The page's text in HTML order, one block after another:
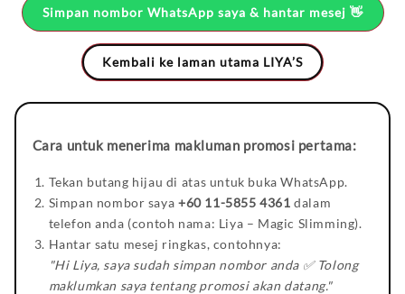
Simpan nombor WhatsApp saya & hantar mesej 👋
Kembali ke laman utama LIYA’S
Cara untuk menerima makluman promosi pertama:
Tekan butang hijau di atas untuk buka WhatsApp.
Simpan nombor saya +60 11-5855 4361 dalam
telefon anda (contoh nama: Liya – Magic Slimming).
Hantar satu mesej ringkas, contohnya:
"Hi Liya, saya sudah simpan nombor anda ✅ Tolong
maklumkan saya tentang promosi akan datang."